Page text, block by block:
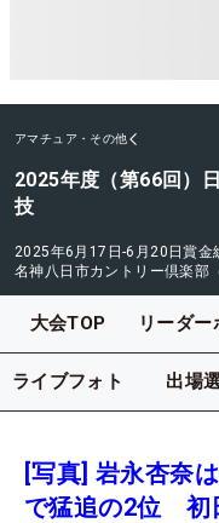
アマチュア・その他
2025年度（第66回）
技
2025年6月17日-6月20日賞金
名神八日市カントリー倶楽部
大会TOP リーダー
ライブフォト 出場
[写真] 岩永杏奈
で猛追の2位 初